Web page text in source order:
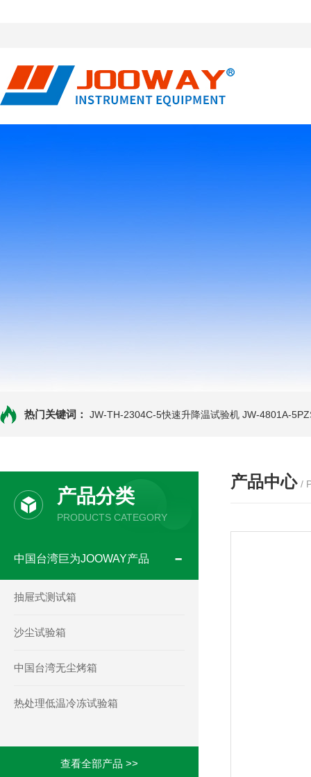
热门关键词： JW-TH-2304C-5快速升降温试验机 JW-4801A-
产品分类
PRODUCTS CATEGORY
中国台湾巨为JOOWAY产品
抽屉式测试箱
沙尘试验箱
中国台湾无尘烤箱
热处理低温冷冻试验箱
查看全部产品 >>
产品中心 /